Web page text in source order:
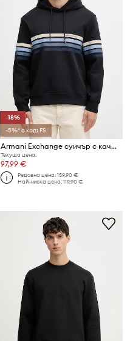
-18%
-5%* с код: FS
Armani Exchange суичър с качулка мъжки
Текуща цена:
97,99 €
Редовна цена:159,90 €
Най-ниска цена:119,90 €